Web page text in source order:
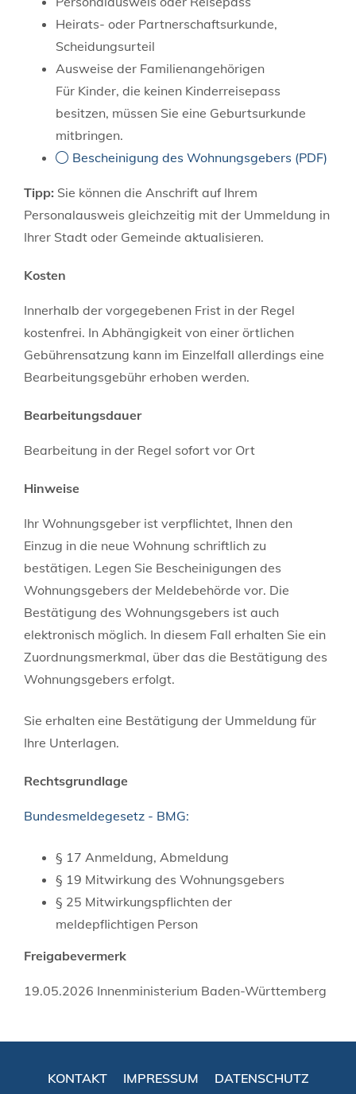
Heirats- oder Partnerschaftsurkunde,
Scheidungsurteil
Ausweise der Familienangehörigen
Für Kinder, die keinen Kinderreisepass
besitzen, müssen Sie eine Geburtsurkunde
mitbringen.
Bescheinigung des Wohnungsgebers (PDF)
Tipp: Sie können die Anschrift auf Ihrem
Personalausweis gleichzeitig mit der Ummeldung in
Ihrer Stadt oder Gemeinde aktualisieren.
Kosten
Innerhalb der vorgegebenen Frist in der Regel
kostenfrei. In Abhängigkeit von einer örtlichen
Gebührensatzung kann im Einzelfall allerdings eine
Bearbeitungsgebühr erhoben werden.
Bearbeitungsdauer
Bearbeitung in der Regel sofort vor Ort
Hinweise
Ihr Wohnungsgeber ist verpflichtet, Ihnen den
Einzug in die neue Wohnung schriftlich zu
bestätigen. Legen Sie Bescheinigungen des
Wohnungsgebers der Meldebehörde vor. Die
Bestätigung des Wohnungsgebers ist auch
elektronisch möglich. In diesem Fall erhalten Sie ein
Zuordnungsmerkmal, über das die Bestätigung des
Wohnungsgebers erfolgt.
Sie erhalten eine Bestätigung der Ummeldung für
Ihre Unterlagen.
Rechtsgrundlage
Bundesmeldegesetz - BMG:
§ 17 Anmeldung, Abmeldung
§ 19 Mitwirkung des Wohnungsgebers
§ 25 Mitwirkungspflichten der
meldepflichtigen Person
Freigabevermerk
19.05.2026 Innenministerium Baden-Württemberg
KONTAKT IMPRESSUM
DATENSCHUTZ